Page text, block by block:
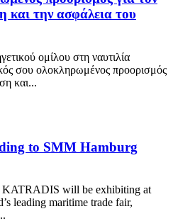
και την ασφάλεια του
ομίλου στη ναυτιλία
σου ολοκληρωμένος προορισμός
και...
to SMM Hamburg
KATRADIS will be exhibiting at
leading maritime trade fair,